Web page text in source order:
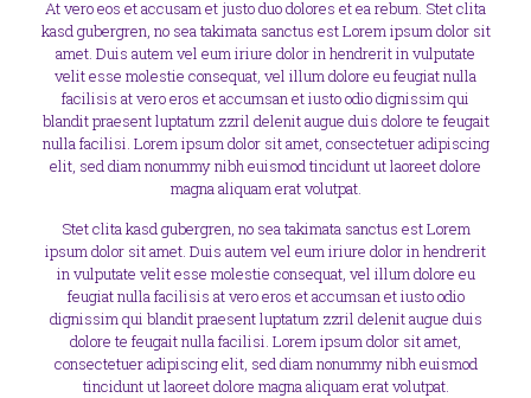
At vero eos et accusam et justo duo dolores et ea rebum. Stet clita
kasd gubergren, no sea takimata sanctus est Lorem ipsum dolor sit
amet. Duis autem vel eum iriure dolor in hendrerit in vulputate
velit esse molestie consequat, vel illum dolore eu feugiat nulla
facilisis at vero eros et accumsan et iusto odio dignissim qui
blandit praesent luptatum zzril delenit augue duis dolore te feugait
nulla facilisi. Lorem ipsum dolor sit amet, consectetuer adipiscing
elit, sed diam nonummy nibh euismod tincidunt ut laoreet dolore
magna aliquam erat volutpat.
Stet clita kasd gubergren, no sea takimata sanctus est Lorem
ipsum dolor sit amet. Duis autem vel eum iriure dolor in hendrerit
in vulputate velit esse molestie consequat, vel illum dolore eu
feugiat nulla facilisis at vero eros et accumsan et iusto odio
dignissim qui blandit praesent luptatum zzril delenit augue duis
dolore te feugait nulla facilisi. Lorem ipsum dolor sit amet,
consectetuer adipiscing elit, sed diam nonummy nibh euismod
tincidunt ut laoreet dolore magna aliquam erat volutpat.